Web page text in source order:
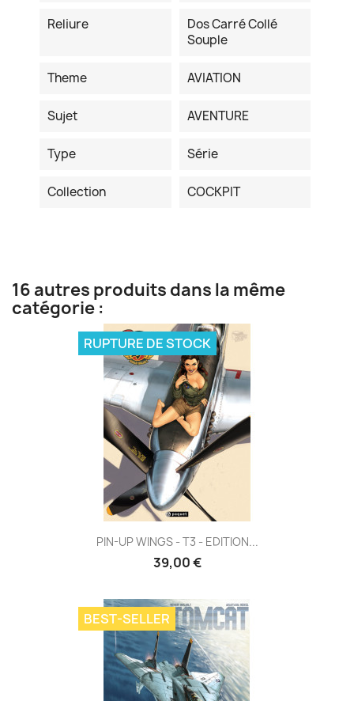
Reliure
Dos Carré Collé
Souple
Theme AVIATION
Sujet AVENTURE
Type Série
Collection COCKPIT
16 autres produits dans la même
catégorie :
PIN-UP WINGS - T3 - EDITION...
39,00 €
RUPTURE DE STOCK
BEST-SELLER